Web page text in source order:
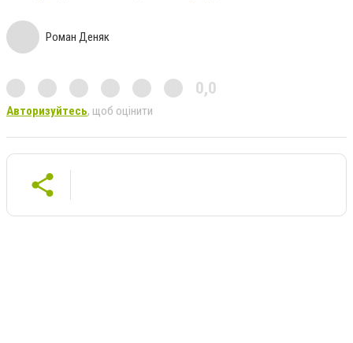
Роман Деняк
0,0
Авторизуйтесь, щоб оцінити